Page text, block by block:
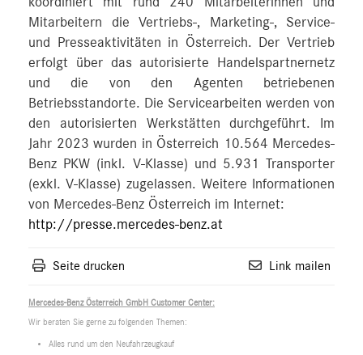
Mitarbeitern die Vertriebs-, Marketing-, Service-
und Presseaktivitäten in Österreich. Der Vertrieb
erfolgt über das autorisierte Handelspartnernetz
und die von den Agenten betriebenen
Betriebsstandorte. Die Servicearbeiten werden von
den autorisierten Werkstätten durchgeführt. Im
Jahr 2023 wurden in Österreich 10.564 Mercedes-
Benz PKW (inkl. V-Klasse) und 5.931 Transporter
(exkl. V-Klasse) zugelassen. Weitere Informationen
von Mercedes-Benz Österreich im Internet:
http://presse.mercedes-benz.at
Seite drucken Link mailen
Mercedes-Benz Österreich GmbH Customer Center:
Wir beraten Sie gerne zu folgenden Themen:
Alles rund um den Neufahrzeugkauf